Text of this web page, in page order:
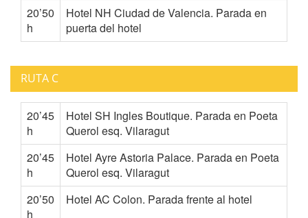
20’50
h
Hotel NH Ciudad de Valencia. Parada en
puerta del hotel
RUTA C
20’45
h
Hotel SH Ingles Boutique. Parada en Poeta
Querol esq. Vilaragut
20’45
h
Hotel Ayre Astoria Palace. Parada en Poeta
Querol esq. Vilaragut
20’50
h
Hotel AC Colon. Parada frente al hotel